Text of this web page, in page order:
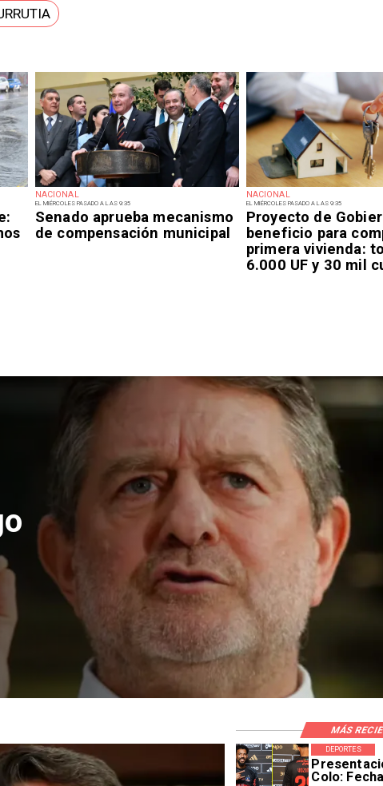
NACIONAL
EL MIÉRCOLES PASADO A LAS 9:35
Senado aprueba mecanismo
de compensación municipal
NACIONAL
EL MIÉRCOLES PASADO A LAS 9:35
Proyecto de
beneficio para
primera vivienda:
6.000 UF y 30 mil
construcción
en El Teniente
Colo:
DEPORTES
MÁS